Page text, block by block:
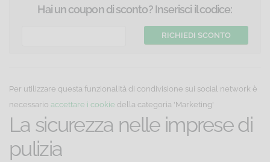
Hai un coupon di sconto? Inserisci il codice:
Per utilizzare questa funzionalità di condivisione sui social network è
necessario accettare i cookie della categoria 'Marketing'
La sicurezza nelle imprese di
pulizia